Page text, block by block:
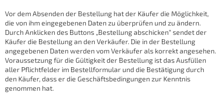
Vor dem Absenden der Bestellung hat der Käufer die Möglichkeit,
die von ihm eingegebenen Daten zu überprüfen und zu ändern.
Durch Anklicken des Buttons „Bestellung abschicken“ sendet der
Käufer die Bestellung an den Verkäufer. Die in der Bestellung
angegebenen Daten werden vom Verkäufer als korrekt angesehen.
Voraussetzung für die Gültigkeit der Bestellung ist das Ausfüllen
aller Pflichtfelder im Bestellformular und die Bestätigung durch
den Käufer, dass er die Geschäftsbedingungen zur Kenntnis
genommen hat.